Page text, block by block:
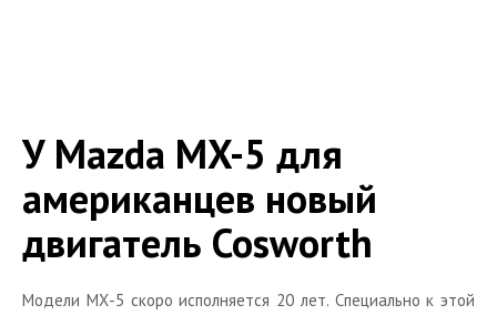
У Mazda MX-5 для
американцев новый
двигатель Cosworth
Модели МХ-5 скоро исполняется 20 лет. Специально к этой